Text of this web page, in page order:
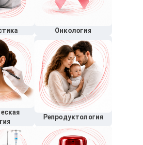
Онкология
Репродуктология